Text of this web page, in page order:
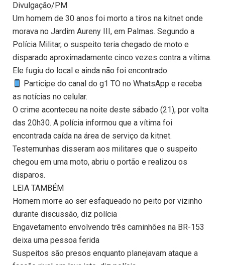
Divulgação/PM
Um homem de 30 anos foi morto a tiros na kitnet onde
morava no Jardim Aureny III, em Palmas. Segundo a
Polícia Militar, o suspeito teria chegado de moto e
disparado aproximadamente cinco vezes contra a vítima.
Ele fugiu do local e ainda não foi encontrado.
Participe do canal do g1 TO no WhatsApp e receba
as notícias no celular.
O crime aconteceu na noite deste sábado (21), por volta
das 20h30. A polícia informou que a vítima foi
encontrada caída na área de serviço da kitnet.
Testemunhas disseram aos militares que o suspeito
chegou em uma moto, abriu o portão e realizou os
disparos.
LEIA TAMBÉM
Homem morre ao ser esfaqueado no peito por vizinho
durante discussão, diz polícia
Engavetamento envolvendo três caminhões na BR-153
deixa uma pessoa ferida
Suspeitos são presos enquanto planejavam ataque a